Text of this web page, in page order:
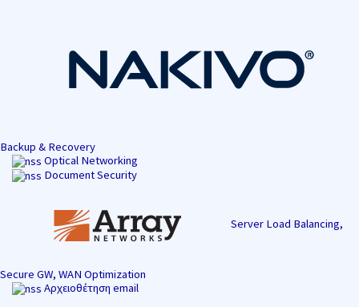
Backup & Recovery
Optical Networking
Document Security
Server Load Balancing,
Secure GW, WAN Optimization
Αρχειοθέτηση email